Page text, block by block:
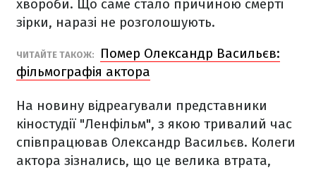
хвороби. Що саме стало причиною смерті
зірки, наразі не розголошують.
ЧИТАЙТЕ ТАКОЖ:
Помер Олександр Васильєв:
фільмографія актора
На новину відреагували представники
кіностудії "Ленфільм", з якою тривалий час
співпрацював Олександр Васильєв. Колеги
актора зізнались, що це велика втрата,